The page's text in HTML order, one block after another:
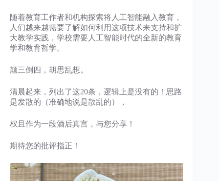
随着教育工作者和机构探索将人工智能融入教育，
人们越来越需要了解如何利用这项技术来支持和扩
大教学实践，学校需要人工智能时代的全新的教育
学和教育哲学。
颠三倒四，胡思乱想。
清晨起来，列出了这20条，逻辑上是没有的！思路
是发散的（准确地说是散乱的），
权且作为一段酒后真言，与您分享！
期待您的批评指正！